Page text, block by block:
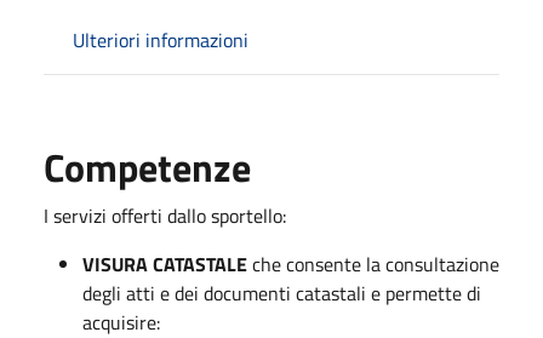
Ulteriori informazioni
Competenze
I servizi offerti dallo sportello:
VISURA CATASTALEche consente la consultazione
degli atti e dei documenti catastali e permette di
acquisire: